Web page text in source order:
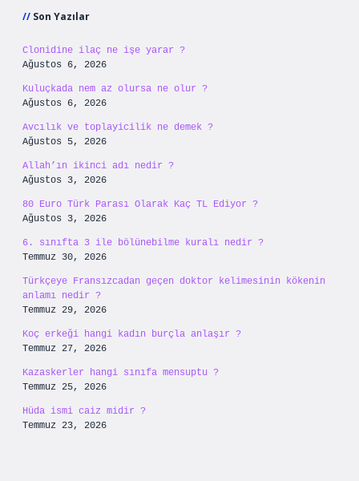
Son Yazılar
Clonidine ilaç ne işe yarar ?
Ağustos 6, 2026
Kuluçkada nem az olursa ne olur ?
Ağustos 6, 2026
Avcılık ve toplayicilik ne demek ?
Ağustos 5, 2026
Allah’ın ikinci adı nedir ?
Ağustos 3, 2026
80 Euro Türk Parası Olarak Kaç TL Ediyor ?
Ağustos 3, 2026
6. sınıfta 3 ile bölünebilme kuralı nedir ?
Temmuz 30, 2026
Türkçeye Fransızcadan geçen doktor kelimesinin kökenin
anlamı nedir ?
Temmuz 29, 2026
Koç erkeği hangi kadın burçla anlaşır ?
Temmuz 27, 2026
Kazaskerler hangi sınıfa mensuptu ?
Temmuz 25, 2026
Hüda ismi caiz midir ?
Temmuz 23, 2026